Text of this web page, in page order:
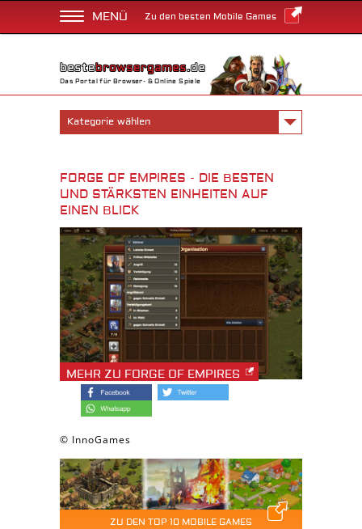
MENÜ Zu den besten Mobile Games
Das Portal für Browser- & Online Spiele
Kategorie wählen
FORGE OF EMPIRES - DIE BESTEN
UND STÄRKSTEN EINHEITEN AUF
EINEN BLICK
MEHR ZU FORGE OF EMPIRES
© InnoGames
ZU DEN TOP 10 MOBILE GAMES